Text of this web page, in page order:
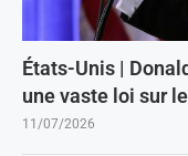
États-Unis |
une vaste loi sur
11/07/2026